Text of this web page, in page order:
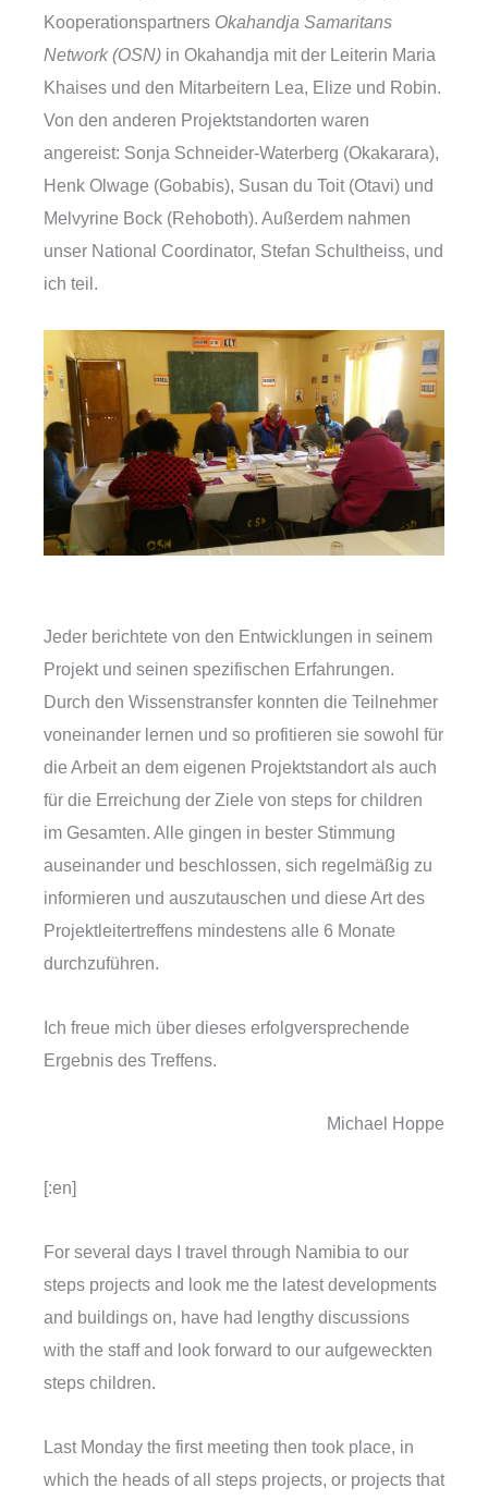
Kooperationspartners Okahandja Samaritans
Network (OSN) in Okahandja mit der Leiterin Maria
Khaises und den Mitarbeitern Lea, Elize und Robin.
Von den anderen Projektstandorten waren
angereist: Sonja Schneider-Waterberg (Okakarara),
Henk Olwage (Gobabis), Susan du Toit (Otavi) und
Melvyrine Bock (Rehoboth). Außerdem nahmen
unser National Coordinator, Stefan Schultheiss, und
ich teil.
Jeder berichtete von den Entwicklungen in seinem
Projekt und seinen spezifischen Erfahrungen.
Durch den Wissenstransfer konnten die Teilnehmer
voneinander lernen und so profitieren sie sowohl für
die Arbeit an dem eigenen Projektstandort als auch
für die Erreichung der Ziele von steps for children
im Gesamten. Alle gingen in bester Stimmung
auseinander und beschlossen, sich regelmäßig zu
informieren und auszutauschen und diese Art des
Projektleitertreffens mindestens alle 6 Monate
durchzuführen.
Ich freue mich über dieses erfolgversprechende
Ergebnis des Treffens.
Michael Hoppe
[:en]
For several days I travel through Namibia to our
steps projects and look me the latest developments
and buildings on, have had lengthy discussions
with the staff and look forward to our aufgeweckten
steps children.
Last Monday the first meeting then took place, in
which the heads of all steps projects, or projects that